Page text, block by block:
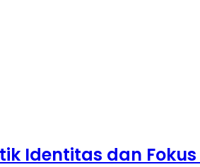
Identitas dan